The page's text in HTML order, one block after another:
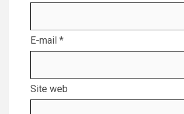
E-mail *
Site web